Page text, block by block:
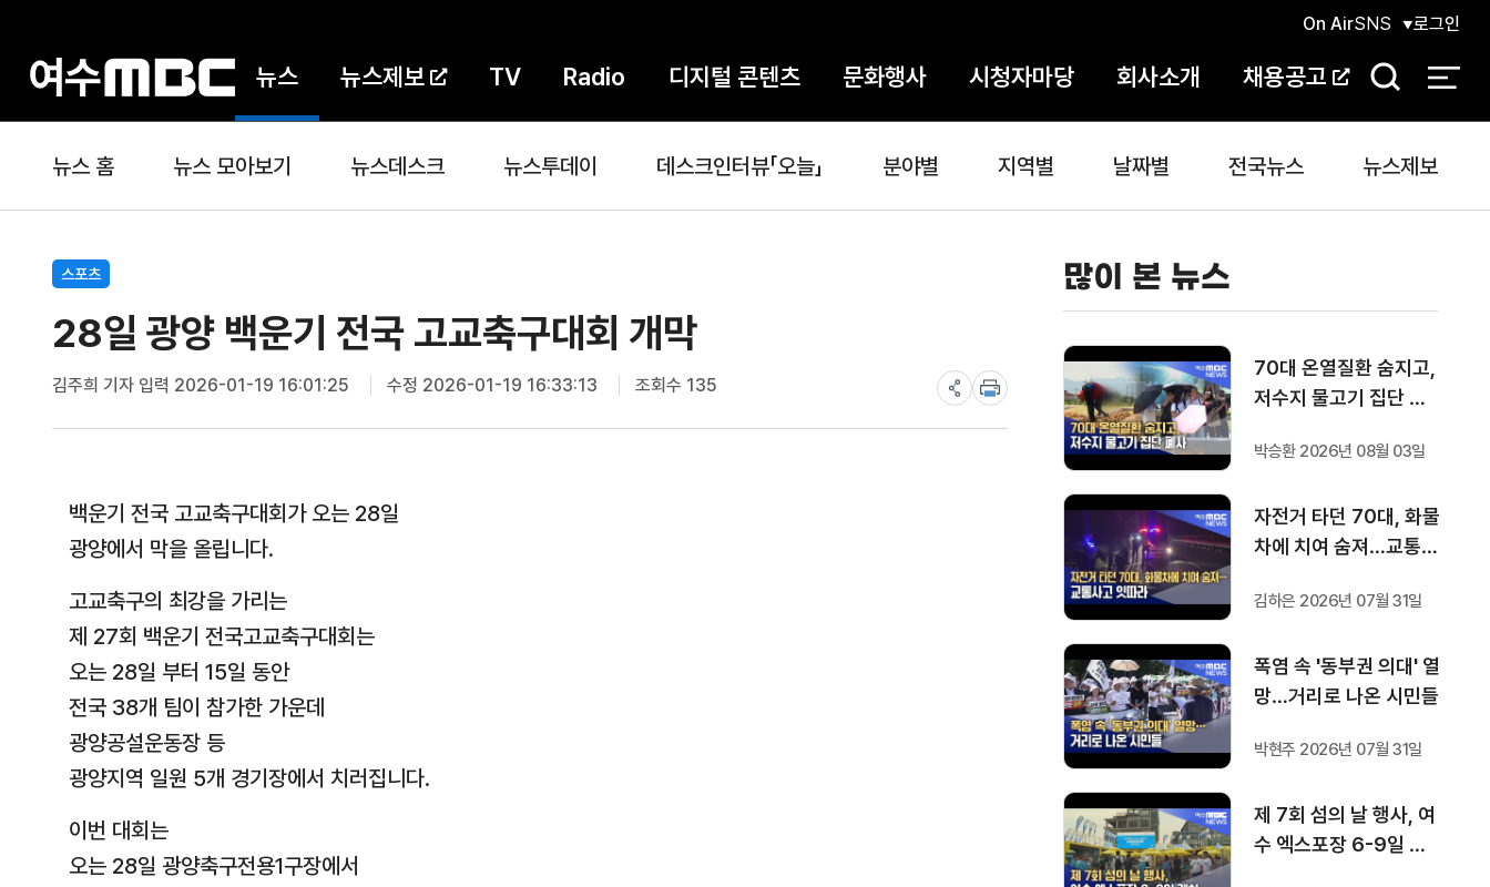
뉴스 뉴스제보 TV Radio 디지털 콘텐츠 문화행사 시청자마당 회사소개 채용공고
On AirSNS 로그인
검
뉴스 홈 뉴스 모아보기 뉴스데스크 뉴스투데이 데스크인터뷰「오늘」 분야별 지역별 날짜별 전국뉴스 뉴스제보
스포츠
28일 광양 백운기 전국 고교축구대회 개막
김주희 기자입력 2026-01-19 16:01:25 수정 2026-01-19 16:33:13 조회수 135
백운기 전국 고교축구대회가 오는 28일
광양에서 막을 올립니다.
고교축구의 최강을 가리는
제 27회 백운기 전국고교축구대회는
오는 28일 부터 15일 동안
전국 38개 팀이 참가한 가운데
광양공설운동장 등
광양지역 일원 5개 경기장에서 치러집니다.
이번 대회는
오는 28일 광양축구전용1구장에서
많이 본 뉴스
70대 온열질환 숨지고,
저수지 물고기 집단 폐
박승환 2026년 08월 03일
자전거 타던 70대, 화물
차에 치여 숨져…교통사
김하은 2026년 07월 31일
폭염 속 '동부권 의대' 열
망…거리로 나온 시민들
박현주 2026년 07월 31일
제 7회 섬의 날 행사, 여
수 엑스포장 6-9일 개